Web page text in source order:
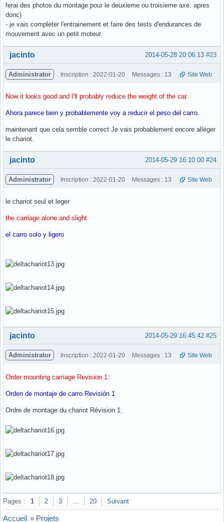
ferai des photos du montage pour le deuxieme ou troisieme axe. apres
donc)
- je vais completer l'entrainement et faire des tests d'endurances de
mouvement avec un petit moteur.
Hors ligne #23
2014-05-28 20:06:13
jacinto
Administrator Inscription : 2022-01-20 Messages : 13 Site Web
Now it looks good and I'll probably reduce the weight of the car.
Ahora parece bien y probablemente voy a reducir el peso del carro.
maintenant que cela semble correct Je vais probablement encore alléger
le chariot.
Hors ligne #24
2014-05-29 16:10:00
jacinto
Administrator Inscription : 2022-01-20 Messages : 13 Site Web
le chariot seul et leger
the carriage alone and slight
el carro solo y ligero
Hors ligne #25
2014-05-29 16:45:42
jacinto
Administrator Inscription : 2022-01-20 Messages : 13 Site Web
Order mounting carriage Revision 1:
Orden de montaje de carro Revisión 1
Ordre de montage du chariot Révision 1:
Hors ligne
Pages : 1 2 3 20 Suivant
Accueil » Projets